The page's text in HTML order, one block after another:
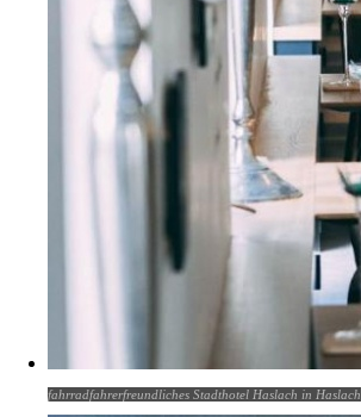
fahrradfahrerfreundliches Stadthotel Haslach in Haslach